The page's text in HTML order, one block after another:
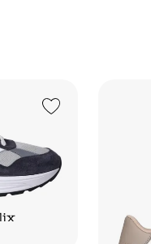
Add to Wishlist